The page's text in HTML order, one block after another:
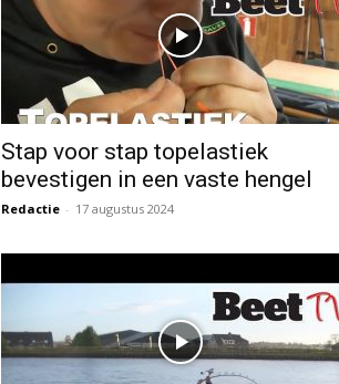
Stap voor stap topelastiek
bevestigen in een vaste hengel
Redactie - 17 augustus 2024